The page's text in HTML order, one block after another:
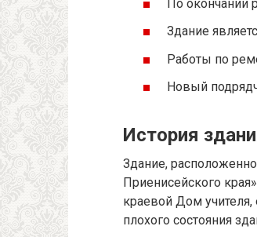
По окончании
Здание
Работы по
Новый
История
Здание,
Приенисейского
краевой Дом
плохого состояния